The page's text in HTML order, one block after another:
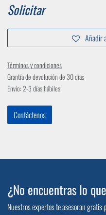
Solicitar
Añadir
Términos y condiciones
Grantía de devolución de 30 días
Envío: 2-3 días hábiles
Contáctenos
¿No encuentras lo
Nuestros expertos te asesoran